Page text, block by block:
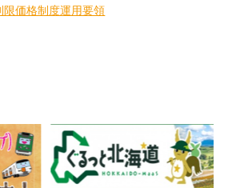
限価格制度運用要領